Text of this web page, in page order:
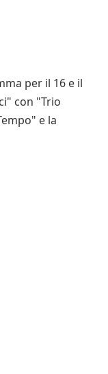
per il 16 e il
con "Trio
e la